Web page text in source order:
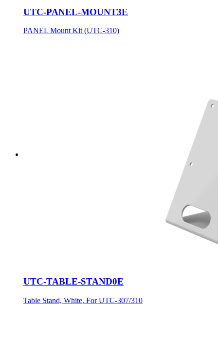
UTC-PANEL-MOUNT3E
PANEL Mount Kit (UTC-310)
UTC-TABLE-STAND0E
Table Stand, White, For UTC-307/310